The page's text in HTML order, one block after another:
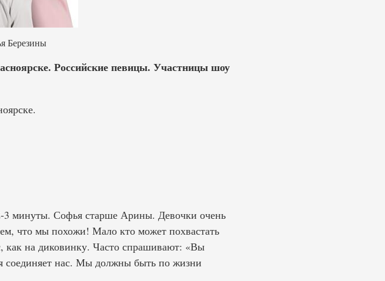
Российские певицы. Участницы шоу
минуты. Софья старше Арины. Девочки очень
что мы похожи! Мало кто может похвастать
на диковинку. Часто спрашивают: «Вы
соединяет нас. Мы должны быть по жизни